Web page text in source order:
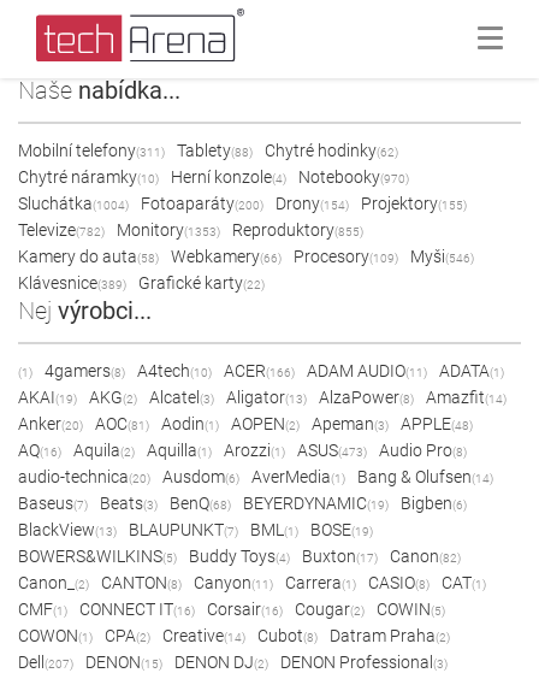
Naše nabídka...
Mobilní telefony(311) Tablety(88) Chytré hodinky(62)
Chytré náramky(10) Herní konzole(4) Notebooky(970)
Sluchátka(1004) Fotoaparáty(200) Drony(154) Projektory(155)
Televize(782) Monitory(1353) Reproduktory(855)
Kamery do auta(58) Webkamery(66) Procesory(109) Myši(546)
Klávesnice(389) Grafické karty(22)
Nej výrobci...
(1) 4gamers(8) A4tech(10) ACER(166) ADAM AUDIO(11) ADATA(1)
AKAI(19) AKG(2) Alcatel (3) Aligator(13) AlzaPower(8) Amazfit(14)
Anker(20) AOC(81) Aodin(1) AOPEN(2) Apeman(3) APPLE(48)
AQ(16) Aquila(2) Aquilla(1) Arozzi(1) ASUS(473) Audio Pro(8)
audio-technica(20) Ausdom(6) AverMedia(1) Bang & Olufsen(14)
Baseus(7) Beats(3) BenQ(68) BEYERDYNAMIC(19) Bigben(6)
BlackView(13) BLAUPUNKT(7) BML (1) BOSE(19)
BOWERS&WILKINS(5) Buddy Toys(4) Buxton(17) Canon(82)
Canon_ (2) CANTON(8) Canyon(11) Carrera(1) CASIO(8) CAT(1)
CMF(1) CONNECT IT(16) Corsair(16) Cougar(2) COWIN(5)
COWON(1) CPA(2) Creative(14) Cubot(8) Datram Praha(2)
Dell (207) DENON(15) DENON DJ(2) DENON Professional (3)